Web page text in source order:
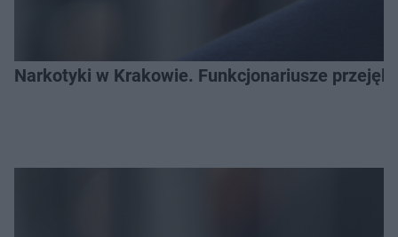
Narkotyki w Krakowie. Funkcjonariusze